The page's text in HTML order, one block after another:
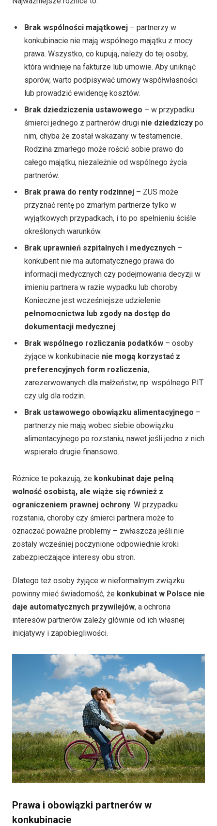
Brak wspólności majątkowej – partnerzy w
konkubinacie nie mają wspólnego majątku z mocy
prawa. Wszystko, co kupują, należy do tej osoby,
która widnieje na fakturze lub umowie. Aby uniknąć
sporów, warto podpisywać umowy współwłasności
lub prowadzić ewidencję kosztów.
Brak dziedziczenia ustawowego – w przypadku
śmierci jednego z partnerów drugi nie dziedziczy po
nim, chyba że został wskazany w testamencie.
Rodzina zmarłego może rościć sobie prawo do
całego majątku, niezależnie od wspólnego życia
partnerów.
Brak prawa do renty rodzinnej – ZUS może
przyznać rentę po zmarłym partnerze tylko w
wyjątkowych przypadkach, i to po spełnieniu ściśle
określonych warunków.
Brak uprawnień szpitalnych i medycznych –
konkubent nie ma automatycznego prawa do
informacji medycznych czy podejmowania decyzji w
imieniu partnera w razie wypadku lub choroby.
Konieczne jest wcześniejsze udzielenie
pełnomocnictwa lub zgody na dostęp do
dokumentacji medycznej.
Brak wspólnego rozliczania podatków – osoby
żyjące w konkubinacie nie mogą korzystać z
preferencyjnych form rozliczenia,
zarezerwowanych dla małżeństw, np. wspólnego PIT
czy ulg dla rodzin.
Brak ustawowego obowiązku alimentacyjnego –
partnerzy nie mają wobec siebie obowiązku
alimentacyjnego po rozstaniu, nawet jeśli jedno z nich
wspierało drugie finansowo.
Różnice te pokazują, że konkubinat daje pełną
wolność osobistą, ale wiąże się również z
ograniczeniem prawnej ochrony. W przypadku
rozstania, choroby czy śmierci partnera może to
oznaczać poważne problemy – zwłaszcza jeśli nie
zostały wcześniej poczynione odpowiednie kroki
zabezpieczające interesy obu stron.
Dlatego też osoby żyjące w nieformalnym związku
powinny mieć świadomość, że konkubinat w Polsce nie
daje automatycznych przywilejów, a ochrona
interesów partnerów zależy głównie od ich własnej
inicjatywy i zapobiegliwości.
Prawa i obowiązki partnerów w
konkubinacie